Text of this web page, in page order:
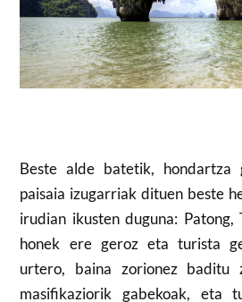
Beste alde batetik, hondartza
paisaia izugarriak dituen beste
irudian ikusten duguna: Patong,
honek ere geroz eta turista
urtero, baina zorionez baditu
masifikaziorik gabekoak, eta